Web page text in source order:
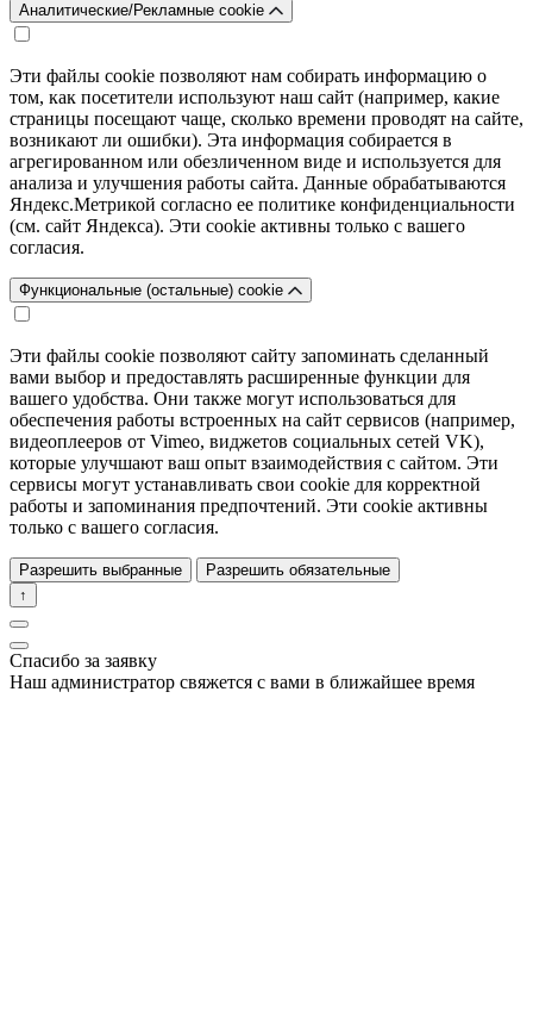
Аналитические/Рекламные cookie
Эти файлы cookie позволяют нам собирать информацию о
том, как посетители используют наш сайт (например, какие
страницы посещают чаще, сколько времени проводят на сайте,
возникают ли ошибки). Эта информация собирается в
агрегированном или обезличенном виде и используется для
анализа и улучшения работы сайта. Данные обрабатываются
Яндекс.Метрикой согласно ее политике конфиденциальности
(см. сайт Яндекса). Эти cookie активны только с вашего
согласия.
Функциональные (остальные) cookie
Эти файлы cookie позволяют сайту запоминать сделанный
вами выбор и предоставлять расширенные функции для
вашего удобства. Они также могут использоваться для
обеспечения работы встроенных на сайт сервисов (например,
видеоплееров от Vimeo, виджетов социальных сетей VK),
которые улучшают ваш опыт взаимодействия с сайтом. Эти
сервисы могут устанавливать свои cookie для корректной
работы и запоминания предпочтений. Эти cookie активны
только с вашего согласия.
Разрешить выбранные
Разрешить обязательные
↑
Спасибо за заявку
Наш администратор свяжется с вами в ближайшее время